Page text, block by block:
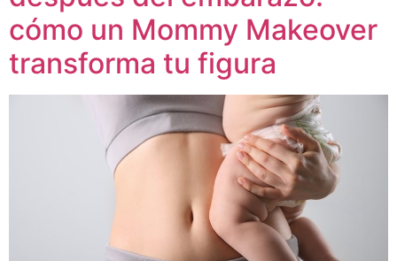
cómo un Mommy Makeover
transforma tu figura